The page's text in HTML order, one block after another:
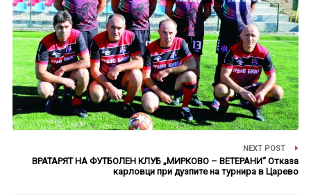
NEXT POST
ВРАТАРЯТ НА ФУТБОЛЕН КЛУБ „МИРКОВО – ВЕТЕРАНИ“ Отказа
карловци при дузпите на турнира в Царево